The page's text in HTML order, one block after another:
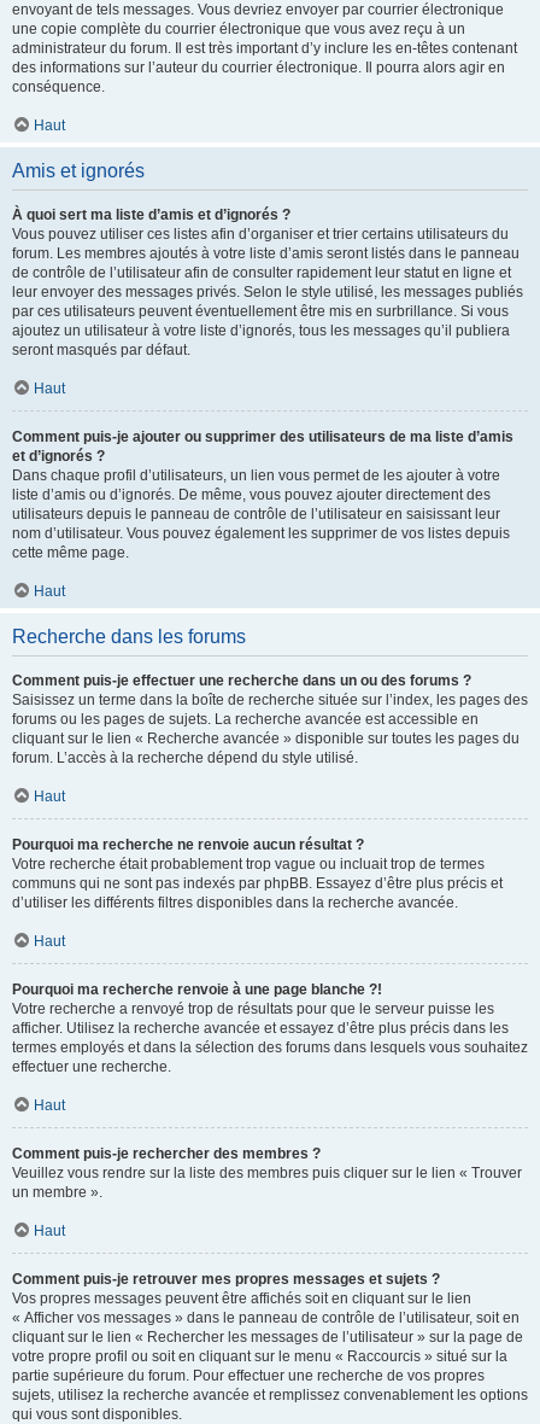
envoyant de tels messages. Vous devriez envoyer par courrier électronique
une copie complète du courrier électronique que vous avez reçu à un
administrateur du forum. Il est très important d’y inclure les en-têtes contenant
des informations sur l’auteur du courrier électronique. Il pourra alors agir en
conséquence.
Haut
Amis et ignorés
À quoi sert ma liste d’amis et d’ignorés ?
Vous pouvez utiliser ces listes afin d’organiser et trier certains utilisateurs du
forum. Les membres ajoutés à votre liste d’amis seront listés dans le panneau
de contrôle de l’utilisateur afin de consulter rapidement leur statut en ligne et
leur envoyer des messages privés. Selon le style utilisé, les messages publiés
par ces utilisateurs peuvent éventuellement être mis en surbrillance. Si vous
ajoutez un utilisateur à votre liste d’ignorés, tous les messages qu’il publiera
seront masqués par défaut.
Haut
Comment puis-je ajouter ou supprimer des utilisateurs de ma liste d’amis
et d’ignorés ?
Dans chaque profil d’utilisateurs, un lien vous permet de les ajouter à votre
liste d’amis ou d’ignorés. De même, vous pouvez ajouter directement des
utilisateurs depuis le panneau de contrôle de l’utilisateur en saisissant leur
nom d’utilisateur. Vous pouvez également les supprimer de vos listes depuis
cette même page.
Haut
Recherche dans les forums
Comment puis-je effectuer une recherche dans un ou des forums ?
Saisissez un terme dans la boîte de recherche située sur l’index, les pages des
forums ou les pages de sujets. La recherche avancée est accessible en
cliquant sur le lien « Recherche avancée » disponible sur toutes les pages du
forum. L’accès à la recherche dépend du style utilisé.
Haut
Pourquoi ma recherche ne renvoie aucun résultat ?
Votre recherche était probablement trop vague ou incluait trop de termes
communs qui ne sont pas indexés par phpBB. Essayez d’être plus précis et
d’utiliser les différents filtres disponibles dans la recherche avancée.
Haut
Pourquoi ma recherche renvoie à une page blanche ?!
Votre recherche a renvoyé trop de résultats pour que le serveur puisse les
afficher. Utilisez la recherche avancée et essayez d’être plus précis dans les
termes employés et dans la sélection des forums dans lesquels vous souhaitez
effectuer une recherche.
Haut
Comment puis-je rechercher des membres ?
Veuillez vous rendre sur la liste des membres puis cliquer sur le lien « Trouver
un membre ».
Haut
Comment puis-je retrouver mes propres messages et sujets ?
Vos propres messages peuvent être affichés soit en cliquant sur le lien
« Afficher vos messages » dans le panneau de contrôle de l’utilisateur, soit en
cliquant sur le lien « Rechercher les messages de l’utilisateur » sur la page de
votre propre profil ou soit en cliquant sur le menu « Raccourcis » situé sur la
partie supérieure du forum. Pour effectuer une recherche de vos propres
sujets, utilisez la recherche avancée et remplissez convenablement les options
qui vous sont disponibles.